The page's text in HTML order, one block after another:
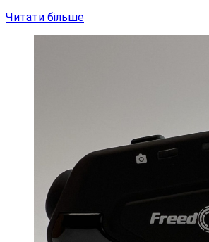
Читати більше